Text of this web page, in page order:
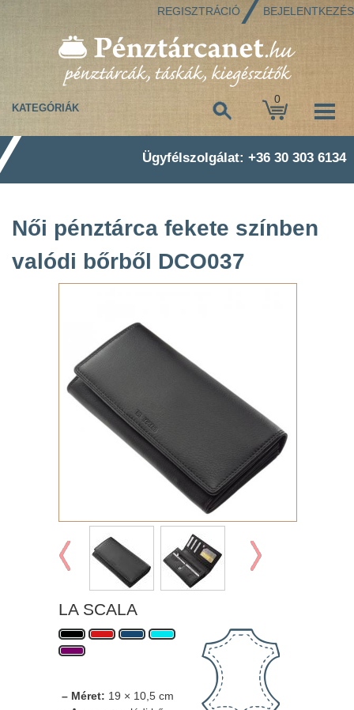
REGISZTRÁCIÓ BEJELENTKEZÉS
0
KATEGÓRIÁK
Ügyfélszolgálat: +36 30 303 6134
Női pénztárca fekete színben
valódi bőrből DCO037
LA SCALA
– Méret: 19 × 10,5 cm